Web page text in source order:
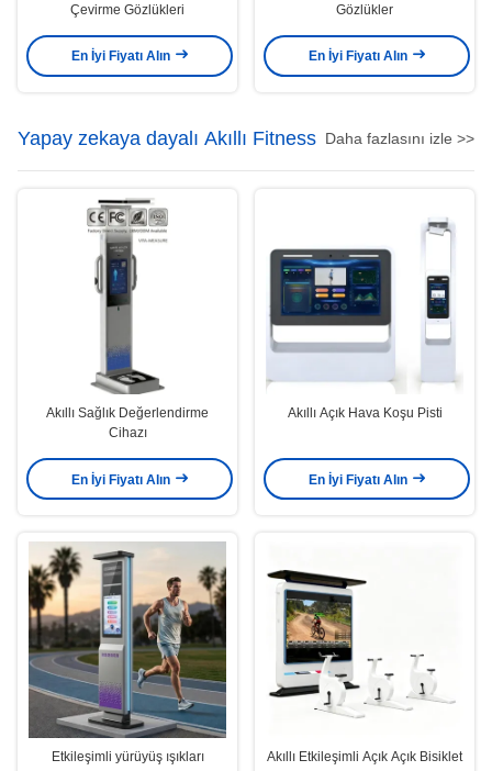
Çevirme Gözlükleri
En İyi Fiyatı Alın
Gözlükler
En İyi Fiyatı Alın
Yapay zekaya dayalı Akıllı Fitness Daha fazlasını izle >>
Akıllı Sağlık Değerlendirme
Cihazı
En İyi Fiyatı Alın
Akıllı Açık Hava Koşu Pisti
En İyi Fiyatı Alın
Etkileşimli yürüyüş ışıkları Akıllı Etkileşimli Açık Açık Bisiklet